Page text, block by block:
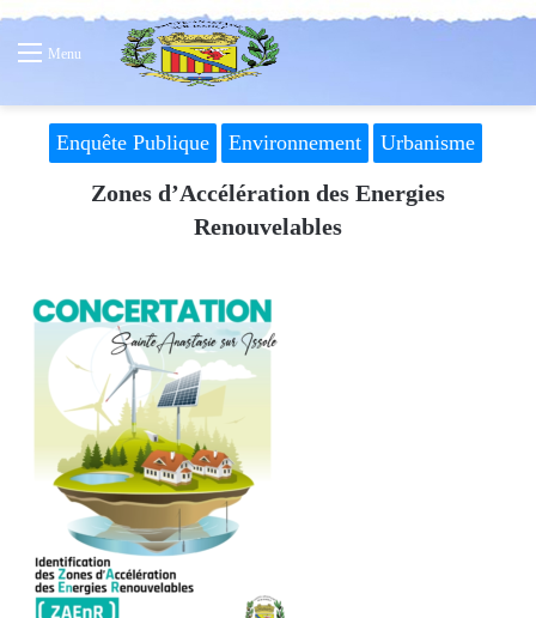
Menu
Enquête Publique Environnement Urbanisme
Zones d’Accélération des Energies
Renouvelables